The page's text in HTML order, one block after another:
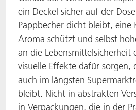
ein Deckel sicher auf der
Pappbecher dicht bleibt, eine
Aroma schützt und selbst
an die
visuelle Effekte dafür sorgen,
auch im längsten
bleibt. Nicht in abstrakten
in Verpackungen, die in der
ACTNext
BlisterKote
FoodClass
FoodSafe
Let's ACT
FAQ
ACTEGA Rhenacoat
ACTEGA Schmid Rhyner